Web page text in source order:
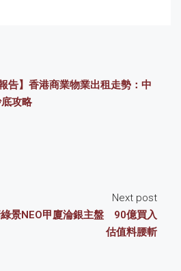
告】香港商業物業出租走勢：中
攻略
Next post
景NEO甲廈淪銀主盤 90億買入
估值料腰斬